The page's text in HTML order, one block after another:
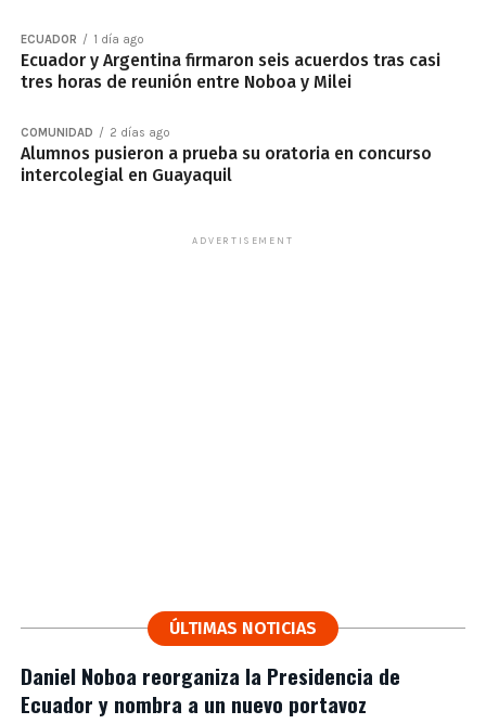
ECUADOR 1 día ago
Ecuador y Argentina firmaron seis acuerdos tras casi
tres horas de reunión entre Noboa y Milei
COMUNIDAD 2 días ago
Alumnos pusieron a prueba su oratoria en concurso
intercolegial en Guayaquil
ADVERTISEMENT
ÚLTIMAS NOTICIAS
Daniel Noboa reorganiza la Presidencia de
Ecuador y nombra a un nuevo portavoz